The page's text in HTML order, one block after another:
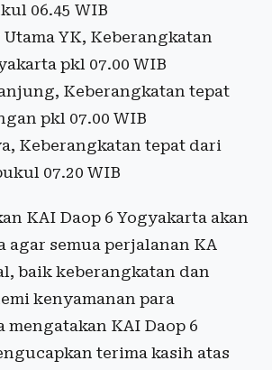
06.45 WIB
Utama YK, Keberangkatan
pkl 07.00 WIB
Keberangkatan tepat
pkl 07.00 WIB
Keberangkatan tepat dari
07.20 WIB
KAI Daop 6 Yogyakarta akan
agar semua perjalanan KA
baik keberangkatan dan
kenyamanan para
mengatakan KAI Daop 6
terima kasih atas